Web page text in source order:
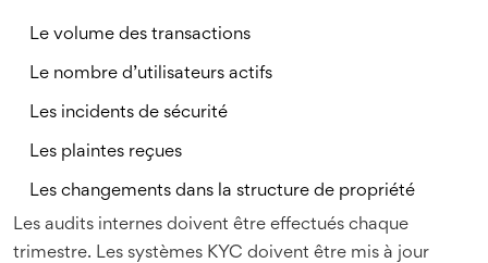
Le volume des transactions
Le nombre d’utilisateurs actifs
Les incidents de sécurité
Les plaintes reçues
Les changements dans la structure de propriété
Les audits internes doivent être effectués chaque
trimestre. Les systèmes KYC doivent être mis à jour